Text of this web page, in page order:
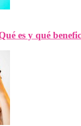
es y qué